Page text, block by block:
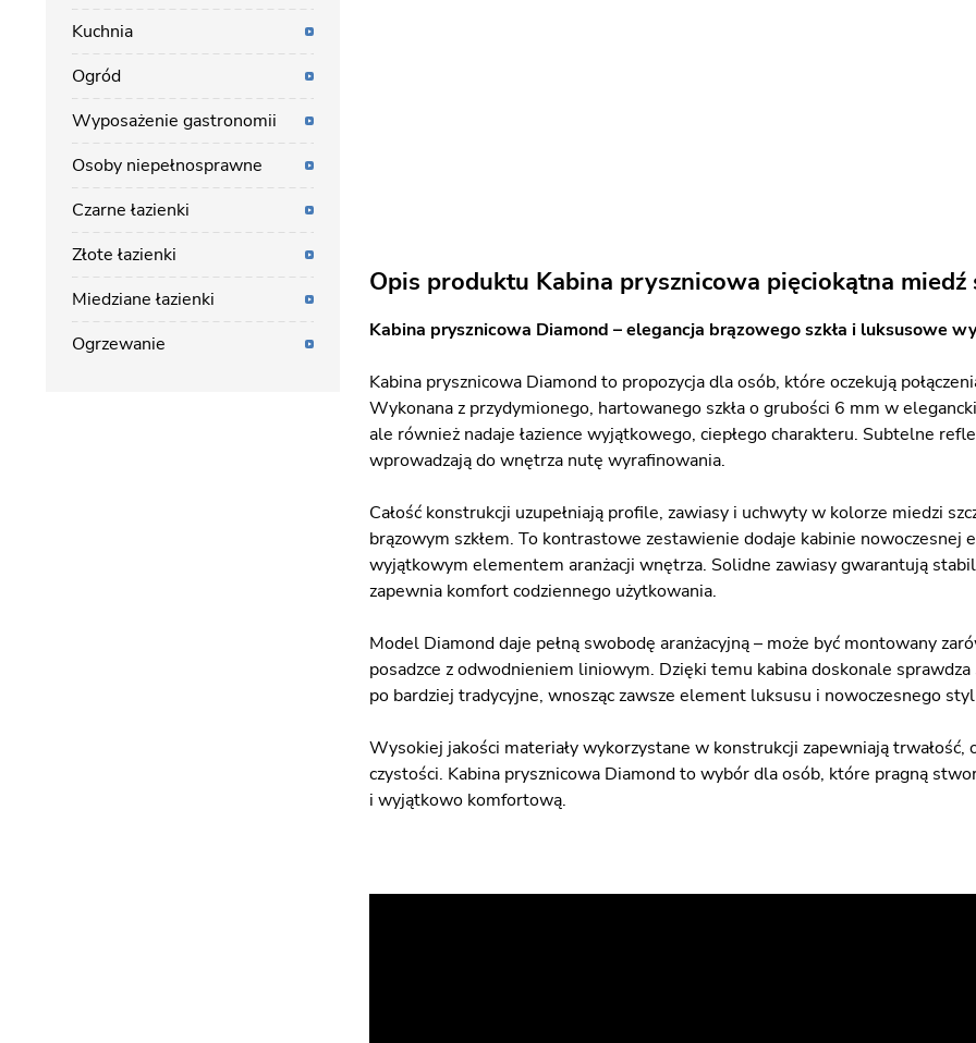
Opis produktu Kabina prysznicowa pięciokątna
Kabina prysznicowa Diamond – elegancja brązowego szkła i luksusowe
Kabina prysznicowa Diamond to propozycja dla osób, które oczekują
Wykonana z przydymionego, hartowanego szkła o grubości 6 mm w
ale również nadaje łazience wyjątkowego, ciepłego charakteru. Subtelne
wprowadzają do wnętrza nutę wyrafinowania.
Całość konstrukcji uzupełniają profile, zawiasy i uchwyty w kolorze miedzi
brązowym szkłem. To kontrastowe zestawienie dodaje kabinie nowoczesnej
wyjątkowym elementem aranżacji wnętrza. Solidne zawiasy gwarantują
zapewnia komfort codziennego użytkowania.
Model Diamond daje pełną swobodę aranżacyjną – może być montowany
posadzce z odwodnieniem liniowym. Dzięki temu kabina doskonale
po bardziej tradycyjne, wnosząc zawsze element luksusu i nowoczesnego
Wysokiej jakości materiały wykorzystane w konstrukcji zapewniają
czystości. Kabina prysznicowa Diamond to wybór dla osób, które pragną
i wyjątkowo komfortową.
Kuchnia
Ogród
Wyposażenie gastronomii
Osoby niepełnosprawne
Czarne łazienki
Złote łazienki
Miedziane łazienki
Ogrzewanie